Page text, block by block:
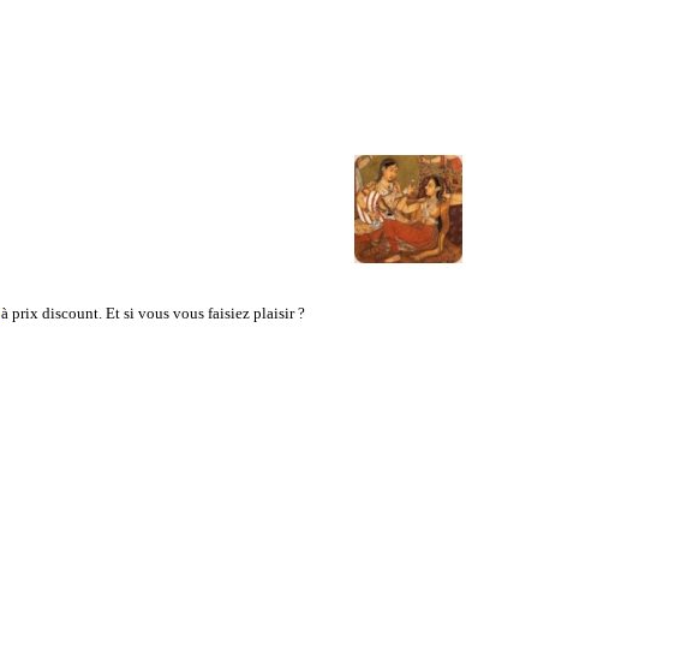
à prix discount. Et si vous vous faisiez plaisir ?